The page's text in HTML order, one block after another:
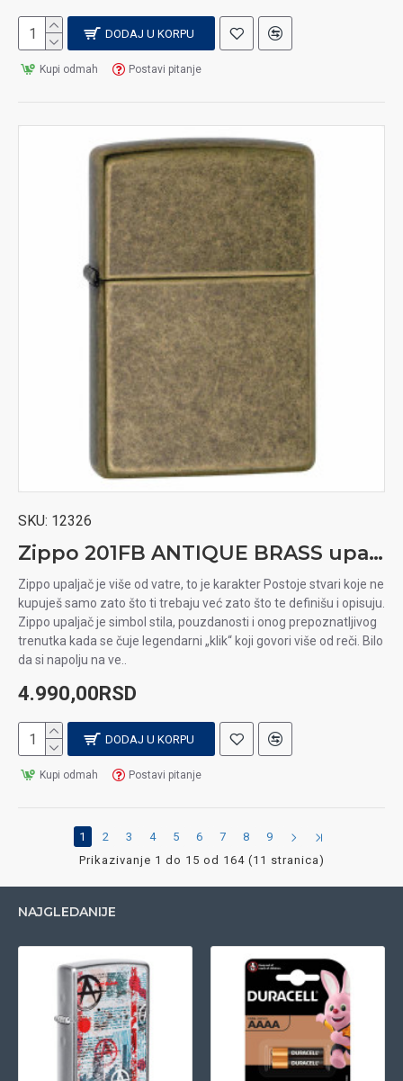
DODAJ U KORPU
Kupi odmah Postavi pitanje
SKU: 12326
Zippo 201FB ANTIQUE BRASS upaljač
Zippo upaljač je više od vatre, to je karakter Postoje stvari koje ne
kupuješ samo zato što ti trebaju već zato što te definišu i opisuju.
Zippo upaljač je simbol stila, pouzdanosti i onog prepoznatljivog
trenutka kada se čuje legendarni „klik“ koji govori više od reči. Bilo
da si napolju na ve..
4.990,00RSD
DODAJ U KORPU
Kupi odmah Postavi pitanje
1 2 3 4 5 6 7 8
9
Prikazivanje 1 do 15 od 164 (11 stranica)
NAJGLEDANIJE